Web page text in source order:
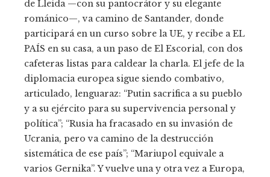
de Lleida —con su pantocrátor y su elegante
románico—, va camino de Santander, donde
participará en un curso sobre la UE, y recibe a EL
PAÍS en su casa, a un paso de El Escorial, con dos
cafeteras listas para caldear la charla. El jefe de la
diplomacia europea sigue siendo combativo,
articulado, lenguaraz: “Putin sacrifica a su pueblo
y a su ejército para su supervivencia personal y
política”; “Rusia ha fracasado en su invasión de
Ucrania, pero va camino de la destrucción
sistemática de ese país”; “Mariupol equivale a
varios Gernika”. Y vuelve una y otra vez a Europa,